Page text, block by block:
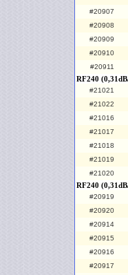
#20907
#20908
#20909
#20910
#20911
RF240
#21021
#21022
#21016
#21017
#21018
#21019
#21020
RF240
#20919
#20920
#20914
#20915
#20916
#20917